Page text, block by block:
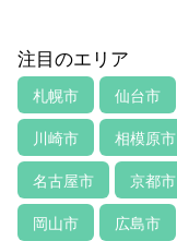
注目のエリア
札幌市 仙台市
川崎市
相模原市
名古屋市
京都市
岡山市
広島市